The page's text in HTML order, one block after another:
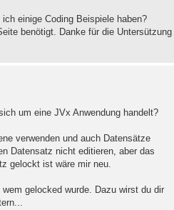
einige Coding Beispiele haben?
benötigt. Danke für die Untersützung
um eine JVx Anwendung handelt?
verwenden und auch Datensätze
Datensatz nicht editieren, aber das
gelockt ist wäre mir neu.
gelocked wurde. Dazu wirst du dir